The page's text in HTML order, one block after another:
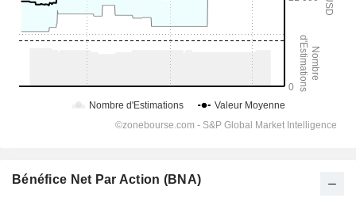
Bénéfice Net Par Action (BNA)